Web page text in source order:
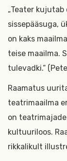
„Teater
sissepääsuga,
on kaks
teise maailma.
tulevadki.“
Raamatus
teatrimaailma
on
kultuuriloos.
rikkalikult